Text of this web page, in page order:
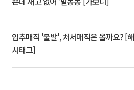
입추매직 '불발', 처서매직은 올까요? [해
시태그]